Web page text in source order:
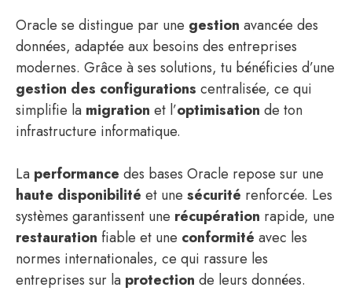
Oracle se distingue par une gestion avancée des
données, adaptée aux besoins des entreprises
modernes. Grâce à ses solutions, tu bénéficies d’une
gestion des configurations centralisée, ce qui
simplifie la migration et l’optimisation de ton
infrastructure informatique.
La performance des bases Oracle repose sur une
haute disponibilité et une sécurité renforcée. Les
systèmes garantissent une récupération rapide, une
restauration fiable et une conformité avec les
normes internationales, ce qui rassure les
entreprises sur la protection de leurs données.